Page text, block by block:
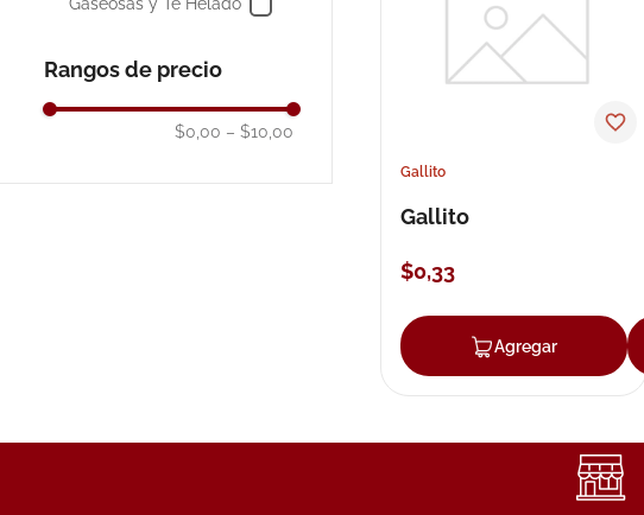
Rangos de precio
$0,00 – $10,00
Gallito
Gallito
$0,33
Agregar
nivea
pañales